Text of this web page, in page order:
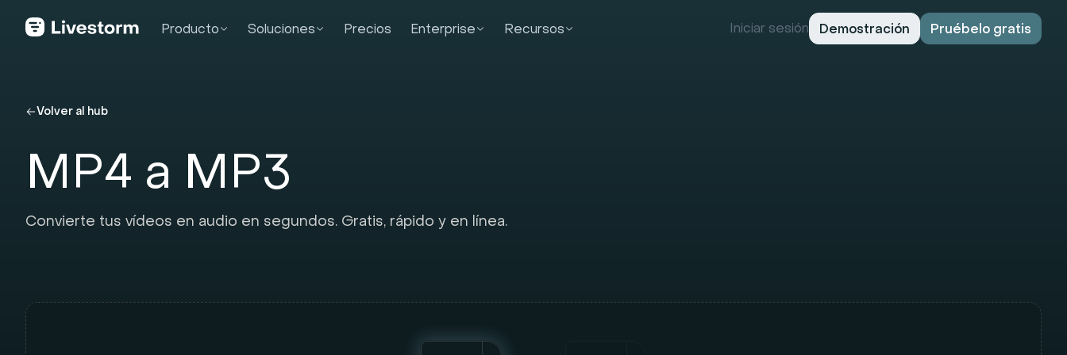
Producto Soluciones Precios Enterprise Recursos Iniciar sesión Demostración Pruébelo gratis
Volver al hub
MP4 a MP3
Convierte tus vídeos en audio en segundos. Gratis, rápido y en línea.